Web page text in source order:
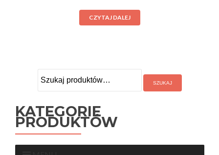
CZYTAJ DALEJ
KATEGORIE
PRODUKTÓW